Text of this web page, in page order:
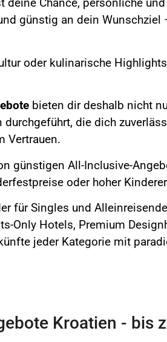
deine Chance, persönliche und
günstig an dein Wunschziel
oder kulinarische
bieten dir deshalb nicht
die dich
Vertrauen.
günstigen All-Inclusive-
oder hoher
für Singles und
Only Hotels, Premium
jeder Kategorie mit
Kroatien - bis